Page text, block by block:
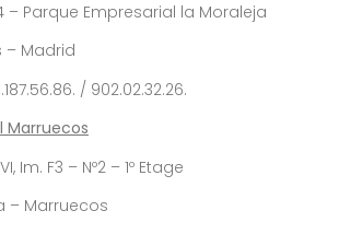
– Parque Empresarial la Moraleja
– Madrid
/ 902.02.32.26.
Marruecos
Im. F3 – Nº2 – 1º Etage
– Marruecos